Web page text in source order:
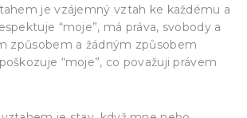
je vzájemný vztah ke každému a
“moje”, má práva, svobody a
způsobem a žádným způsobem
“moje”, co považuji právem